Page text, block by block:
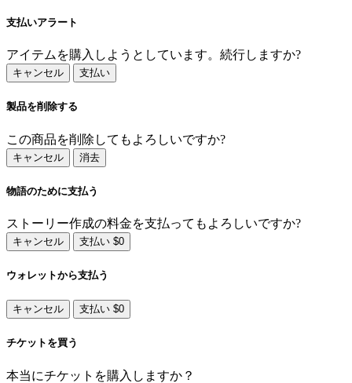
支払いアラート
アイテムを購入しようとしています。続行しますか?
キャンセル 支払い
製品を削除する
この商品を削除してもよろしいですか?
キャンセル 消去
物語のために支払う
ストーリー作成の料金を支払ってもよろしいですか?
キャンセル 支払い $0
ウォレットから支払う
キャンセル 支払い $0
チケットを買う
本当にチケットを購入しますか？